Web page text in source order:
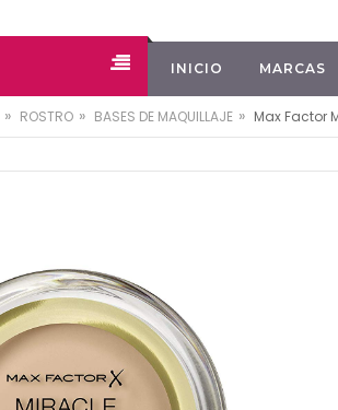
INICIO MARCAS
» ROSTRO » BASES DE MAQUILLAJE » Max Factor